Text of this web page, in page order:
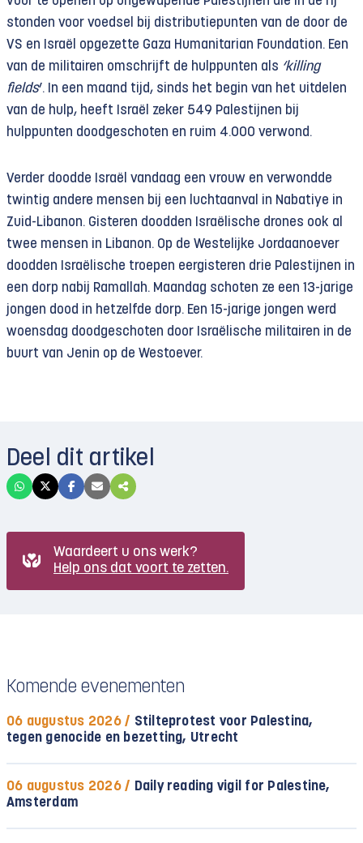
stonden voor voedsel bij distributiepunten van de door de
VS en Israël opgezette Gaza Humanitarian Foundation. Een
van de militairen omschrijft de hulppunten als ‘killing
fields’. In een maand tijd, sinds het begin van het uitdelen
van de hulp, heeft Israël zeker 549 Palestijnen bij
hulppunten doodgeschoten en ruim 4.000 verwond.
Verder doodde Israël vandaag een vrouw en verwondde
twintig andere mensen bij een luchtaanval in Nabatiye in
Zuid-Libanon. Gisteren doodden Israëlische drones ook al
twee mensen in Libanon. Op de Westelijke Jordaanoever
doodden Israëlische troepen eergisteren drie Palestijnen in
een dorp nabij Ramallah. Maandag schoten ze een 13-jarige
jongen dood in hetzelfde dorp. Een 15-jarige jongen werd
woensdag doodgeschoten door Israëlische militairen in de
buurt van Jenin op de Westoever.
Deel dit artikel
Waardeert u ons werk?
Help ons dat voort te zetten.
Komende evenementen
06 augustus 2026 / Stilteprotest voor Palestina,
tegen genocide en bezetting, Utrecht
06 augustus 2026 / Daily reading vigil for Palestine,
Amsterdam